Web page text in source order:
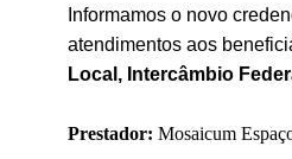
Informamos o novo
atendimentos aos
Local, Intercâmbio
Prestador: Mosaicum